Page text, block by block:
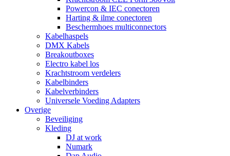
Powercon & IEC conectoren
Harting & ilme conectoren
Beschermhoes multiconnectors
Kabelhaspels
DMX Kabels
Breakoutboxes
Electro kabel los
Krachtstroom verdelers
Kabelbinders
Kabelverbinders
Universele Voeding Adapters
Overige
Beveiliging
Kleding
DJ at work
Numark